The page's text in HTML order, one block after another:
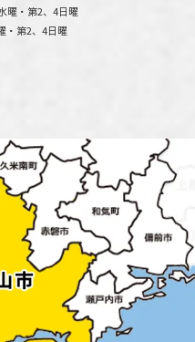
曜・第2、4日曜
・第2、4日曜